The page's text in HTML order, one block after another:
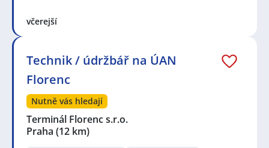
včerejší
Technik / údržbář na ÚAN
Florenc
Nutně vás hledají
Terminál Florenc s.r.o.
Praha (12 km)